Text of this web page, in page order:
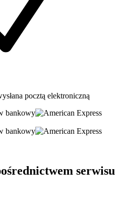
pocztą elektroniczną
serwisu